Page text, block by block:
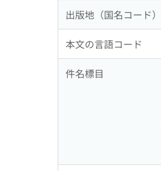
出版地（国名コード）
本文の言語コード
件名標目